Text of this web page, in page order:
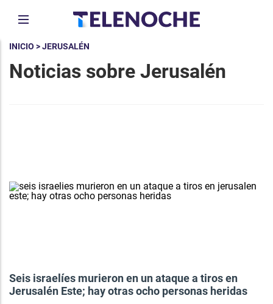
INICIO > JERUSALÉN
Noticias sobre Jerusalén
Seis israelíes murieron en un ataque a tiros en
Jerusalén Este; hay otras ocho personas heridas